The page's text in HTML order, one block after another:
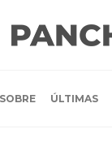
SOBRE ÚLTIMAS